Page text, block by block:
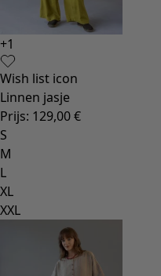
+1
Wish list icon
Linnen jasje
Prijs: 129,00 €
S
M
L
XL
XXL